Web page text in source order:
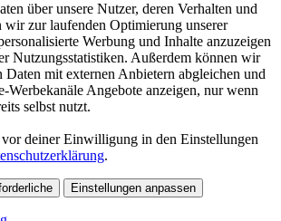
über unsere Nutzer, deren Verhalten und
wir zur laufenden Optimierung unserer
Werbung und Inhalte anzuzeigen
Nutzungsstatistiken. Außerdem können wir
Daten mit externen Anbietern abgleichen und
Werbekanäle Angebote anzeigen, nur wenn
selbst nutzt.
deiner Einwilligung in den Einstellungen
.
Einstellungen anpassen